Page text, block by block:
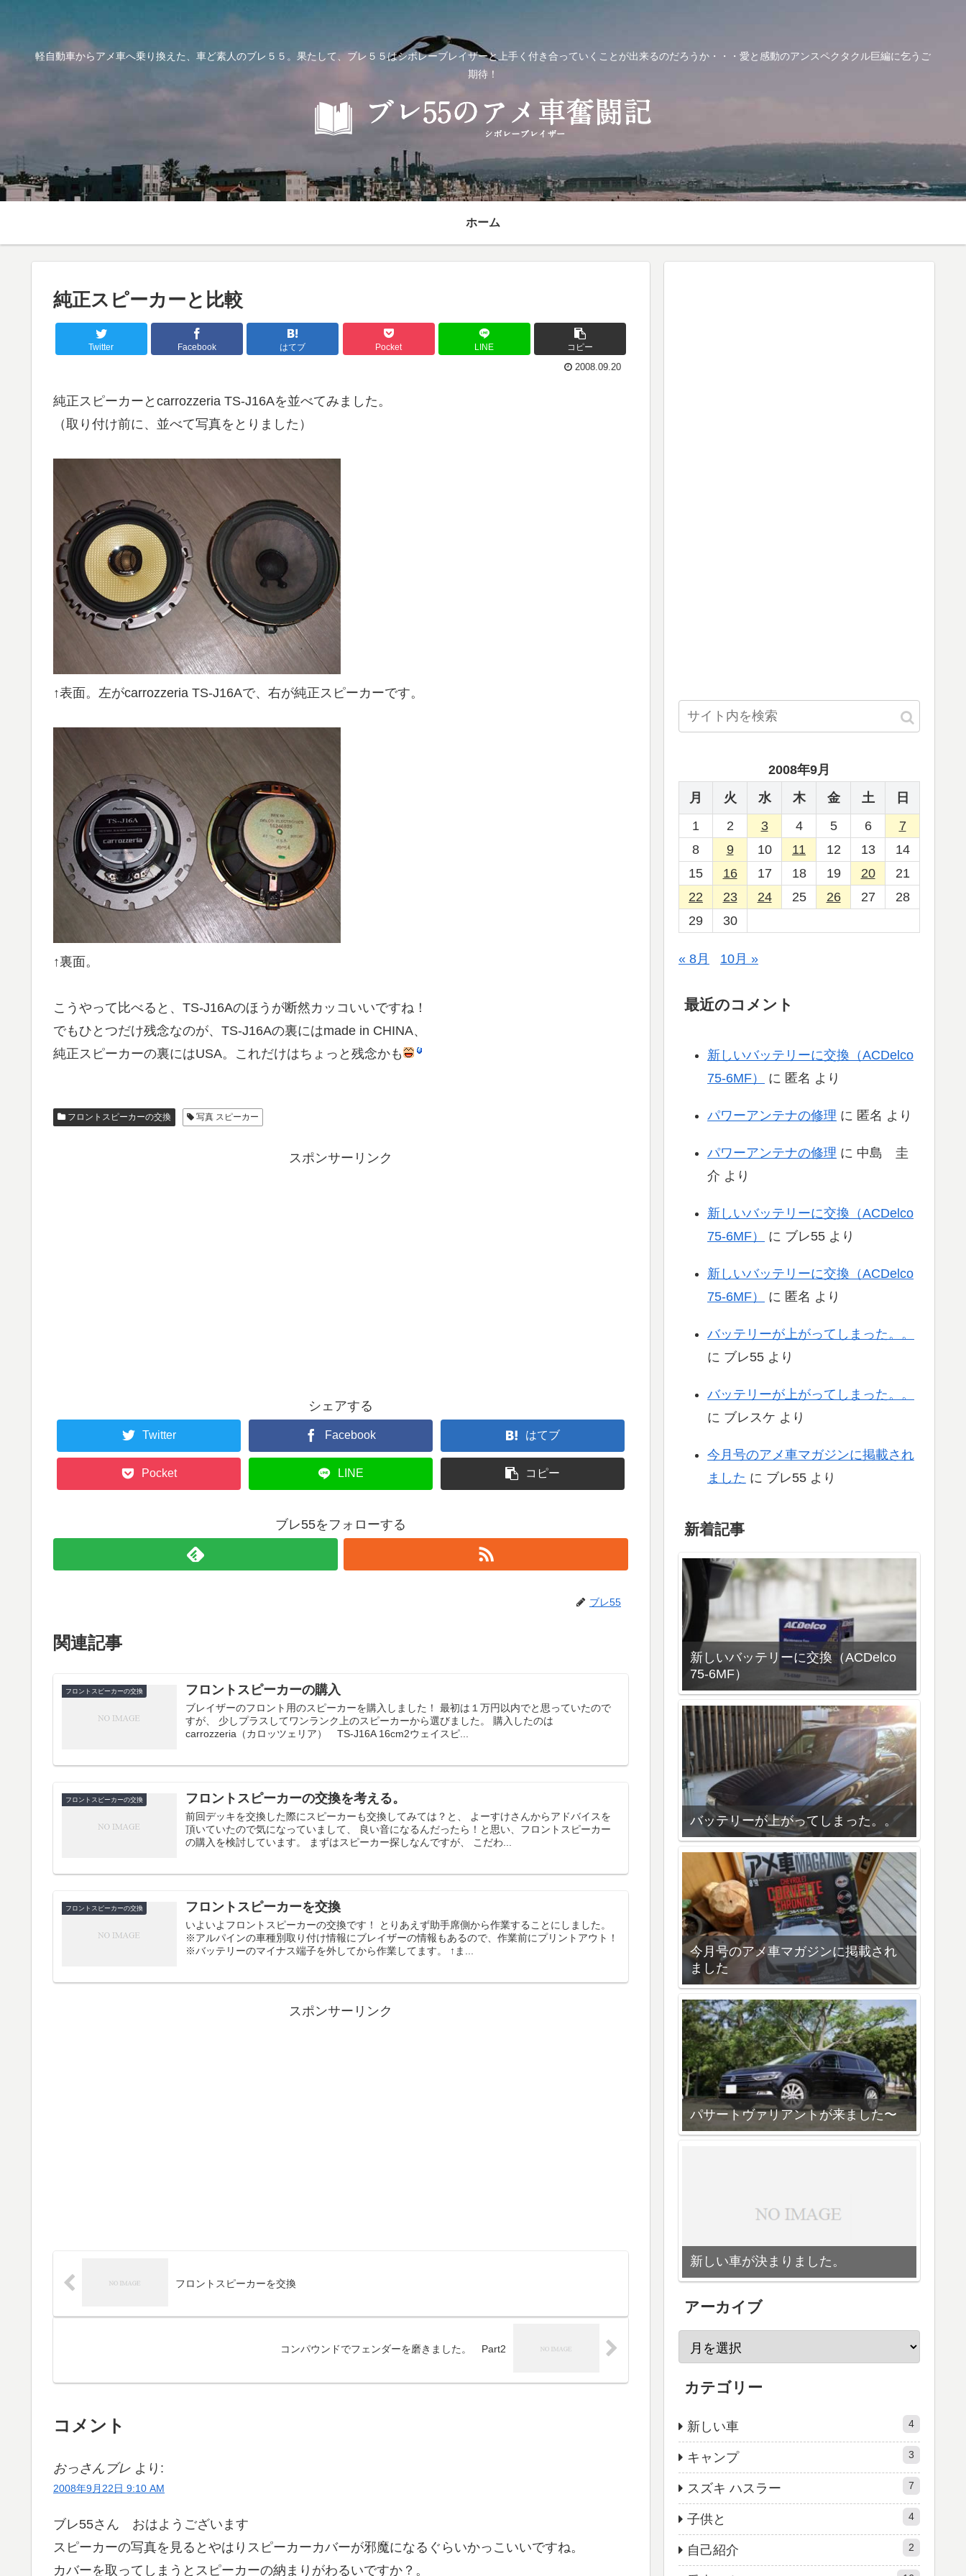
軽自動車からアメ車へ乗り換えた、車ど素人のブレ５５。果たして、ブレ５５はシボレーブレイザーと上手く付き合っていくことが出来るのだろうか・・・愛と感動のアンスペクタクル巨編に乞うご
期待！
ホーム
純正スピーカーと比較
Twitter Facebook はてブ Pocket LINE コピー
2008.09.20
純正スピーカーとcarrozzeria TS-J16Aを並べてみました。
（取り付け前に、並べて写真をとりました）
↑表面。左がcarrozzeria TS-J16Aで、右が純正スピーカーです。
↑裏面。
こうやって比べると、TS-J16Aのほうが断然カッコいいですね！
でもひとつだけ残念なのが、TS-J16Aの裏にはmade in CHINA、
純正スピーカーの裏にはUSA。これだけはちょっと残念かも
フロントスピーカーの交換 写真 スピーカー
スポンサーリンク
シェアする
Twitter Facebook はてブ
Pocket LINE コピー
ブレ55をフォローする
ブレ55
関連記事
フロントスピーカーの交換 フロントスピーカーの購入
ブレイザーのフロント用のスピーカーを購入しました！ 最初は１万円以内でと思っていたので
すが、 少しプラスしてワンランク上のスピーカーから選びました。 購入したのは
carrozzeria（カロッツェリア） TS-J16A 16cm2ウェイスピ...
フロントスピーカーの交換 フロントスピーカーの交換を考える。
前回デッキを交換した際にスピーカーも交換してみては？と、 よーすけさんからアドバイスを
頂いていたので気になっていまして、 良い音になるんだったら！と思い、フロントスピーカー
の購入を検討しています。 まずはスピーカー探しなんですが、 こだわ...
フロントスピーカーの交換 フロントスピーカーを交換
いよいよフロントスピーカーの交換です！ とりあえず助手席側から作業することにしました。
※アルパインの車種別取り付け情報にブレイザーの情報もあるので、作業前にプリントアウト！
※バッテリーのマイナス端子を外してから作業してます。 ↑ま...
スポンサーリンク
フロントスピーカーを交換
コンパウンドでフェンダーを磨きました。 Part2
コメント
おっさんブレ より:
2008年9月22日 9:10 AM
ブレ55さん おはようございます
スピーカーの写真を見るとやはりスピーカーカバーが邪魔になるぐらいかっこいいですね。
カバーを取ってしまうとスピーカーの納まりがわるいですか？。
2008年9月
月
火 水 木 金 土
日
1
2 3 4 5 6
7
8
9 10 11 12 13
14
15
16 17 18 19 20
21
22
23 24 25 26 27
28
29
30
« 8月 10月 »
最近のコメント
新しいバッテリーに交換（ACDelco
75-6MF）
に 匿名 より
パワーアンテナの修理 に 匿名 より
パワーアンテナの修理 に 中島 圭
介 より
新しいバッテリーに交換（ACDelco
75-6MF）
に ブレ55 より
新しいバッテリーに交換（ACDelco
75-6MF）
に 匿名 より
バッテリーが上がってしまった。。
に ブレ55 より
バッテリーが上がってしまった。。
に ブレスケ より
今月号のアメ車マガジンに掲載され
ました に ブレ55 より
新着記事
新しいバッテリーに交換（ACDelco
75-6MF）
バッテリーが上がってしまった。。
今月号のアメ車マガジンに掲載され
ました
パサートヴァリアントが来ました〜
新しい車が決まりました。
アーカイブ
カテゴリー
新しい車 4
キャンプ 3
スズキ ハスラー 7
子供と 4
自己紹介 2